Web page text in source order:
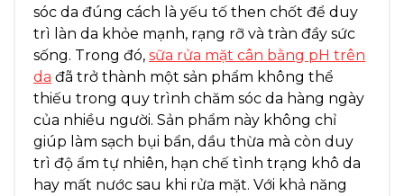
sóc da đúng cách là yếu tố then chốt để duy
trì làn da khỏe mạnh, rạng rỡ và tràn đầy sức
sống. Trong đó, sữa rửa mặt cân bằng pH trên
da đã trở thành một sản phẩm không thể
thiếu trong quy trình chăm sóc da hàng ngày
của nhiều người. Sản phẩm này không chỉ
giúp làm sạch bụi bẩn, dầu thừa mà còn duy
trì độ ẩm tự nhiên, hạn chế tình trạng khô da
hay mất nước sau khi rửa mặt. Với khả năng